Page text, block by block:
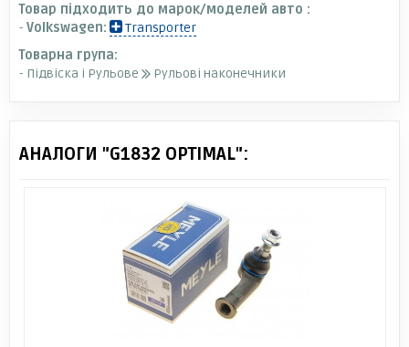
Товар підходить до марок/моделей авто :
- Volkswagen:
Transporter
Товарна група:
- Підвіска і Рульове
Рульові наконечники
АНАЛОГИ "G1832 OPTIMAL":